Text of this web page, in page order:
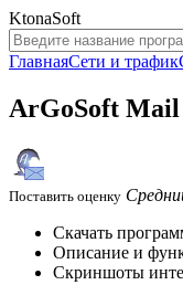
KtonaSoft
ГлавнаяСети и трафик
ArGoSoft
Поставить оценку
Скачать
Описание и
Скриншоты